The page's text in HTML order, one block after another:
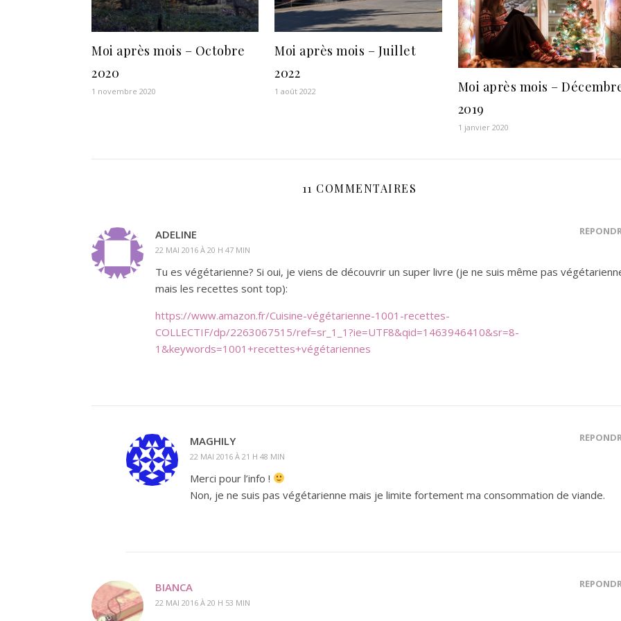
Moi après mois – Octobre
2020
1 novembre 2020
Moi après mois – Juillet
2022
1 août 2022
Moi après mois –
2019
1 janvier 2020
11 COMMENTAIRES
ADELINE
22 MAI 2016 À 20 H 47 MIN
Tu es végétarienne? Si oui, je viens de découvrir un super livre (je ne suis même pas
mais les recettes sont top):
https://www.amazon.fr/Cuisine-végétarienne-1001-recettes-
COLLECTIF/dp/2263067515/ref=sr_1_1?ie=UTF8&qid=1463946410&sr=8-
1&keywords=1001+recettes+végétariennes
MAGHILY
22 MAI 2016 À 21 H 48 MIN
Merci pour l’info !
Non, je ne suis pas végétarienne mais je limite fortement ma consommation de viande.
BIANCA
22 MAI 2016 À 20 H 53 MIN